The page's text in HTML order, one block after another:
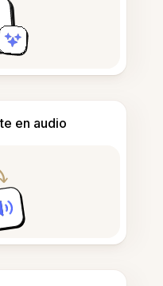
en audio